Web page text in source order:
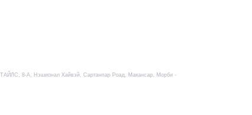
8-А, Нэшионал Хайвэй, Сартанпар Роад, Макансар, Морби -